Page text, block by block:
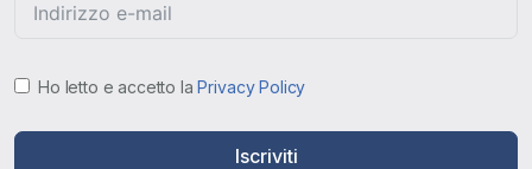
Ho letto e accetto laPrivacy Policy
Iscriviti